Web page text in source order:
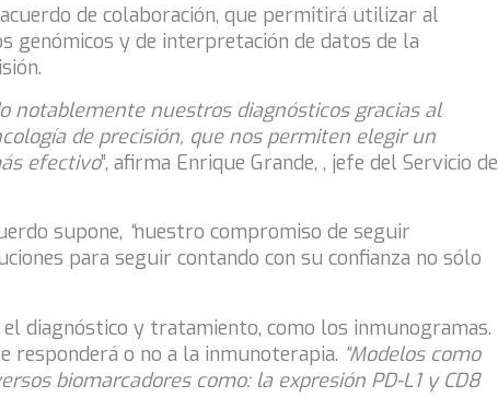
de colaboración, que permitirá utilizar al
genómicos y de interpretación de datos de la
notablemente nuestros diagnósticos gracias al
de precisión, que nos permiten elegir un
efectivo”, afirma Enrique Grande, , jefe del Servicio de
supone, “nuestro compromiso de seguir
para seguir contando con su confianza no sólo
diagnóstico y tratamiento, como los inmunogramas.
responderá o no a la inmunoterapia. “Modelos como
biomarcadores como: la expresión PD-L1 y CD8